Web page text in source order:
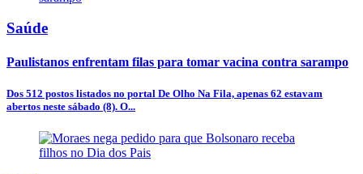
Saúde
Paulistanos enfrentam filas para tomar vacina contra sarampo
Dos 512 postos listados no portal De Olho Na Fila, apenas 62 estavam
abertos neste sábado (8). O...